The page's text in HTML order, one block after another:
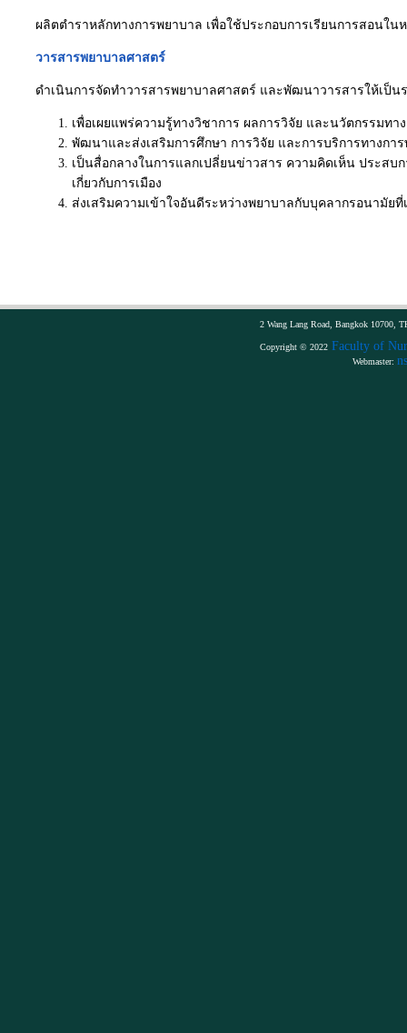
ผลิตตำราหลักทางการพยาบาล เพื่อใช้ประกอบการเรียนการสอน
วารสารพยาบาลศาสตร์
ดำเนินการจัดทำวารสารพยาบาลศาสตร์ และพัฒนาวารสารให้เป็
เพื่อเผยแพร่ความรู้ทางวิชาการ ผลการวิจัย และนวัตกรรมท
พัฒนาและส่งเสริมการศึกษา การวิจัย และการบริการทางกา
เป็นสื่อกลางในการแลกเปลี่ยนข่าวสาร ความคิดเห็น ประสบ
เกี่ยวกับการเมือง
ส่งเสริมความเข้าใจอันดีระหว่างพยาบาลกับบุคลากรอนามัยที่
2 Wang Lang Road, Bangkok 10700,
Copyright © 2022 Faculty of
Webmaster: